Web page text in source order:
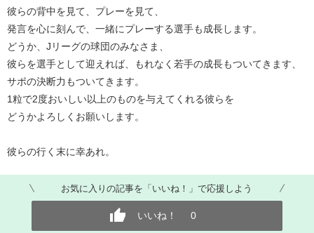
彼らの背中を見て、プレーを見て、
発言を心に刻んで、一緒にプレーする選手も成長します。
どうか、Jリーグの球団のみなさま、
彼らを選手として迎えれば、もれなく若手の成長もついてきます、
サポの決断力もついてきます。
1粒で2度おいしい以上のものを与えてくれる彼らを
どうかよろしくお願いします。
彼らの行く末に幸あれ。
お気に入りの記事を「いいね！」で応援しよう
いいね！ 0